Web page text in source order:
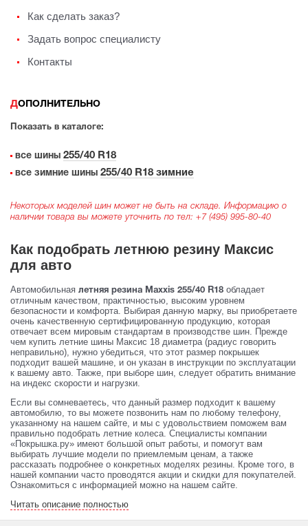
Как сделать заказ?
Задать вопрос специалисту
Контакты
ДОПОЛНИТЕЛЬНО
Показать в каталоге:
все шины 255/40 R18
все зимние шины 255/40 R18 зимние
Некоторых моделей шин может не быть на складе. Информацию о
наличии товара вы можете уточнить по тел: +7 (495) 995-80-40
Как подобрать летнюю резину Максис
для авто
Автомобильная летняя резина Maxxis 255/40 R18 обладает
отличным качеством, практичностью, высоким уровнем
безопасности и комфорта. Выбирая данную марку, вы приобретаете
очень качественную сертифицированную продукцию, которая
отвечает всем мировым стандартам в производстве шин. Прежде
чем купить летние шины Максис 18 диаметра (радиус говорить
неправильно), нужно убедиться, что этот размер покрышек
подходит вашей машине, и он указан в инструкции по эксплуатации
к вашему авто. Также, при выборе шин, следует обратить внимание
на индекс скорости и нагрузки.
Если вы сомневаетесь, что данный размер подходит к вашему
автомобилю, то вы можете позвонить нам по любому телефону,
указанному на нашем сайте, и мы с удовольствием поможем вам
правильно подобрать летние колеса. Специалисты компании
«Покрышка.ру» имеют большой опыт работы, и помогут вам
выбирать лучшие модели по приемлемым ценам, а также
рассказать подробнее о конкретных моделях резины. Кроме того, в
нашей компании часто проводятся акции и скидки для покупателей.
Ознакомиться с информацией можно на нашем сайте.
Читать описание полностью